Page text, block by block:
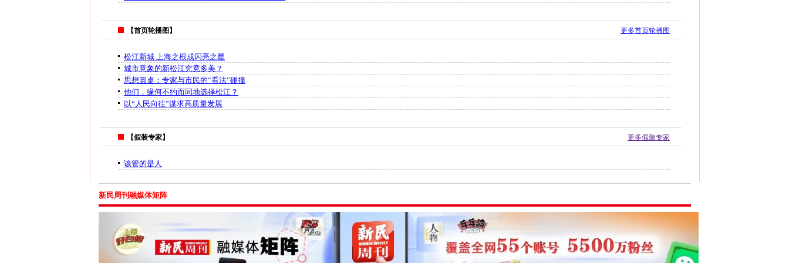
【首页轮播图】 更多首页轮播图
松江新城 上海之根成闪亮之星
城市意象的新松江究竟多美？
思想圆桌：专家与市民的“看法”碰撞
他们，缘何不约而同地选择松江？
以“人民向往”谋求高质量发展
【假装专家】 更多假装专家
该管的是人
新民周刊融媒体矩阵